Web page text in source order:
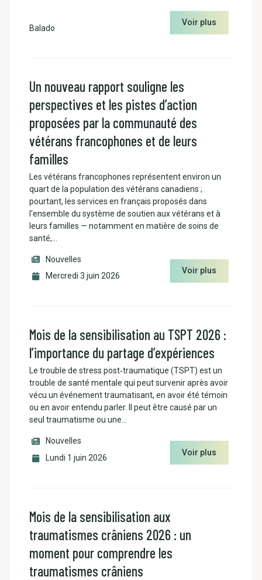
Balado
Voir plus
Un nouveau rapport souligne les
perspectives et les pistes d’action
proposées par la communauté des
vétérans francophones et de leurs
familles
Les vétérans francophones représentent environ un
quart de la population des vétérans canadiens ;
pourtant, les services en français proposés dans
l'ensemble du système de soutien aux vétérans et à
leurs familles — notamment en matière de soins de
santé,…
Nouvelles
Mercredi 3 juin 2026
Voir plus
Mois de la sensibilisation au TSPT 2026 :
l’importance du partage d’expériences
Le trouble de stress post‑traumatique (TSPT) est un
trouble de santé mentale qui peut survenir après avoir
vécu un événement traumatisant, en avoir été témoin
ou en avoir entendu parler. Il peut être causé par un
seul traumatisme ou une…
Nouvelles
Lundi 1 juin 2026
Voir plus
Mois de la sensibilisation aux
traumatismes crâniens 2026 : un
moment pour comprendre les
traumatismes crâniens